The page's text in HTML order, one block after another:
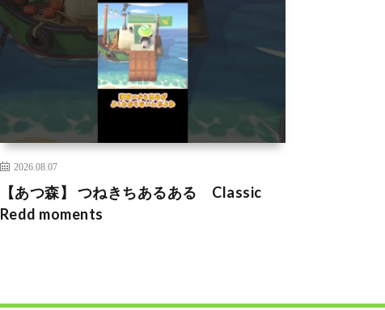
2026.08.07
【あつ森】 つねきちあるある Classic
Redd moments